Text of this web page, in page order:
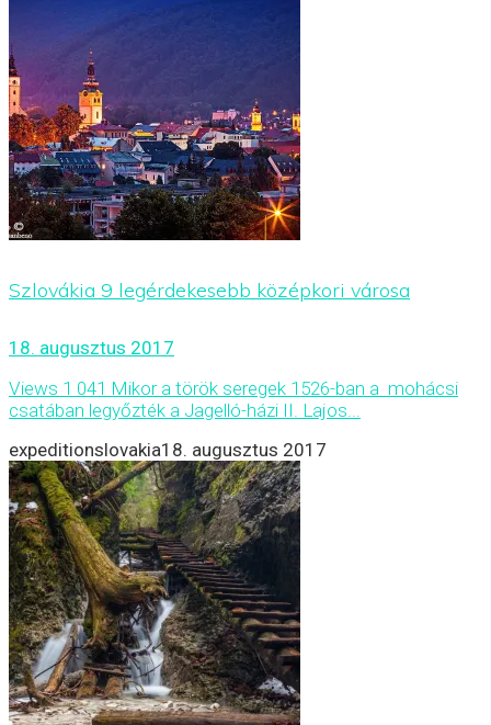
Szlovákia 9 legérdekesebb középkori városa
18. augusztus 2017
Views 1 041 Mikor a török seregek 1526-ban a mohácsi
csatában legyőzték a Jagelló-házi II. Lajos...
expeditionslovakia18. augusztus 2017